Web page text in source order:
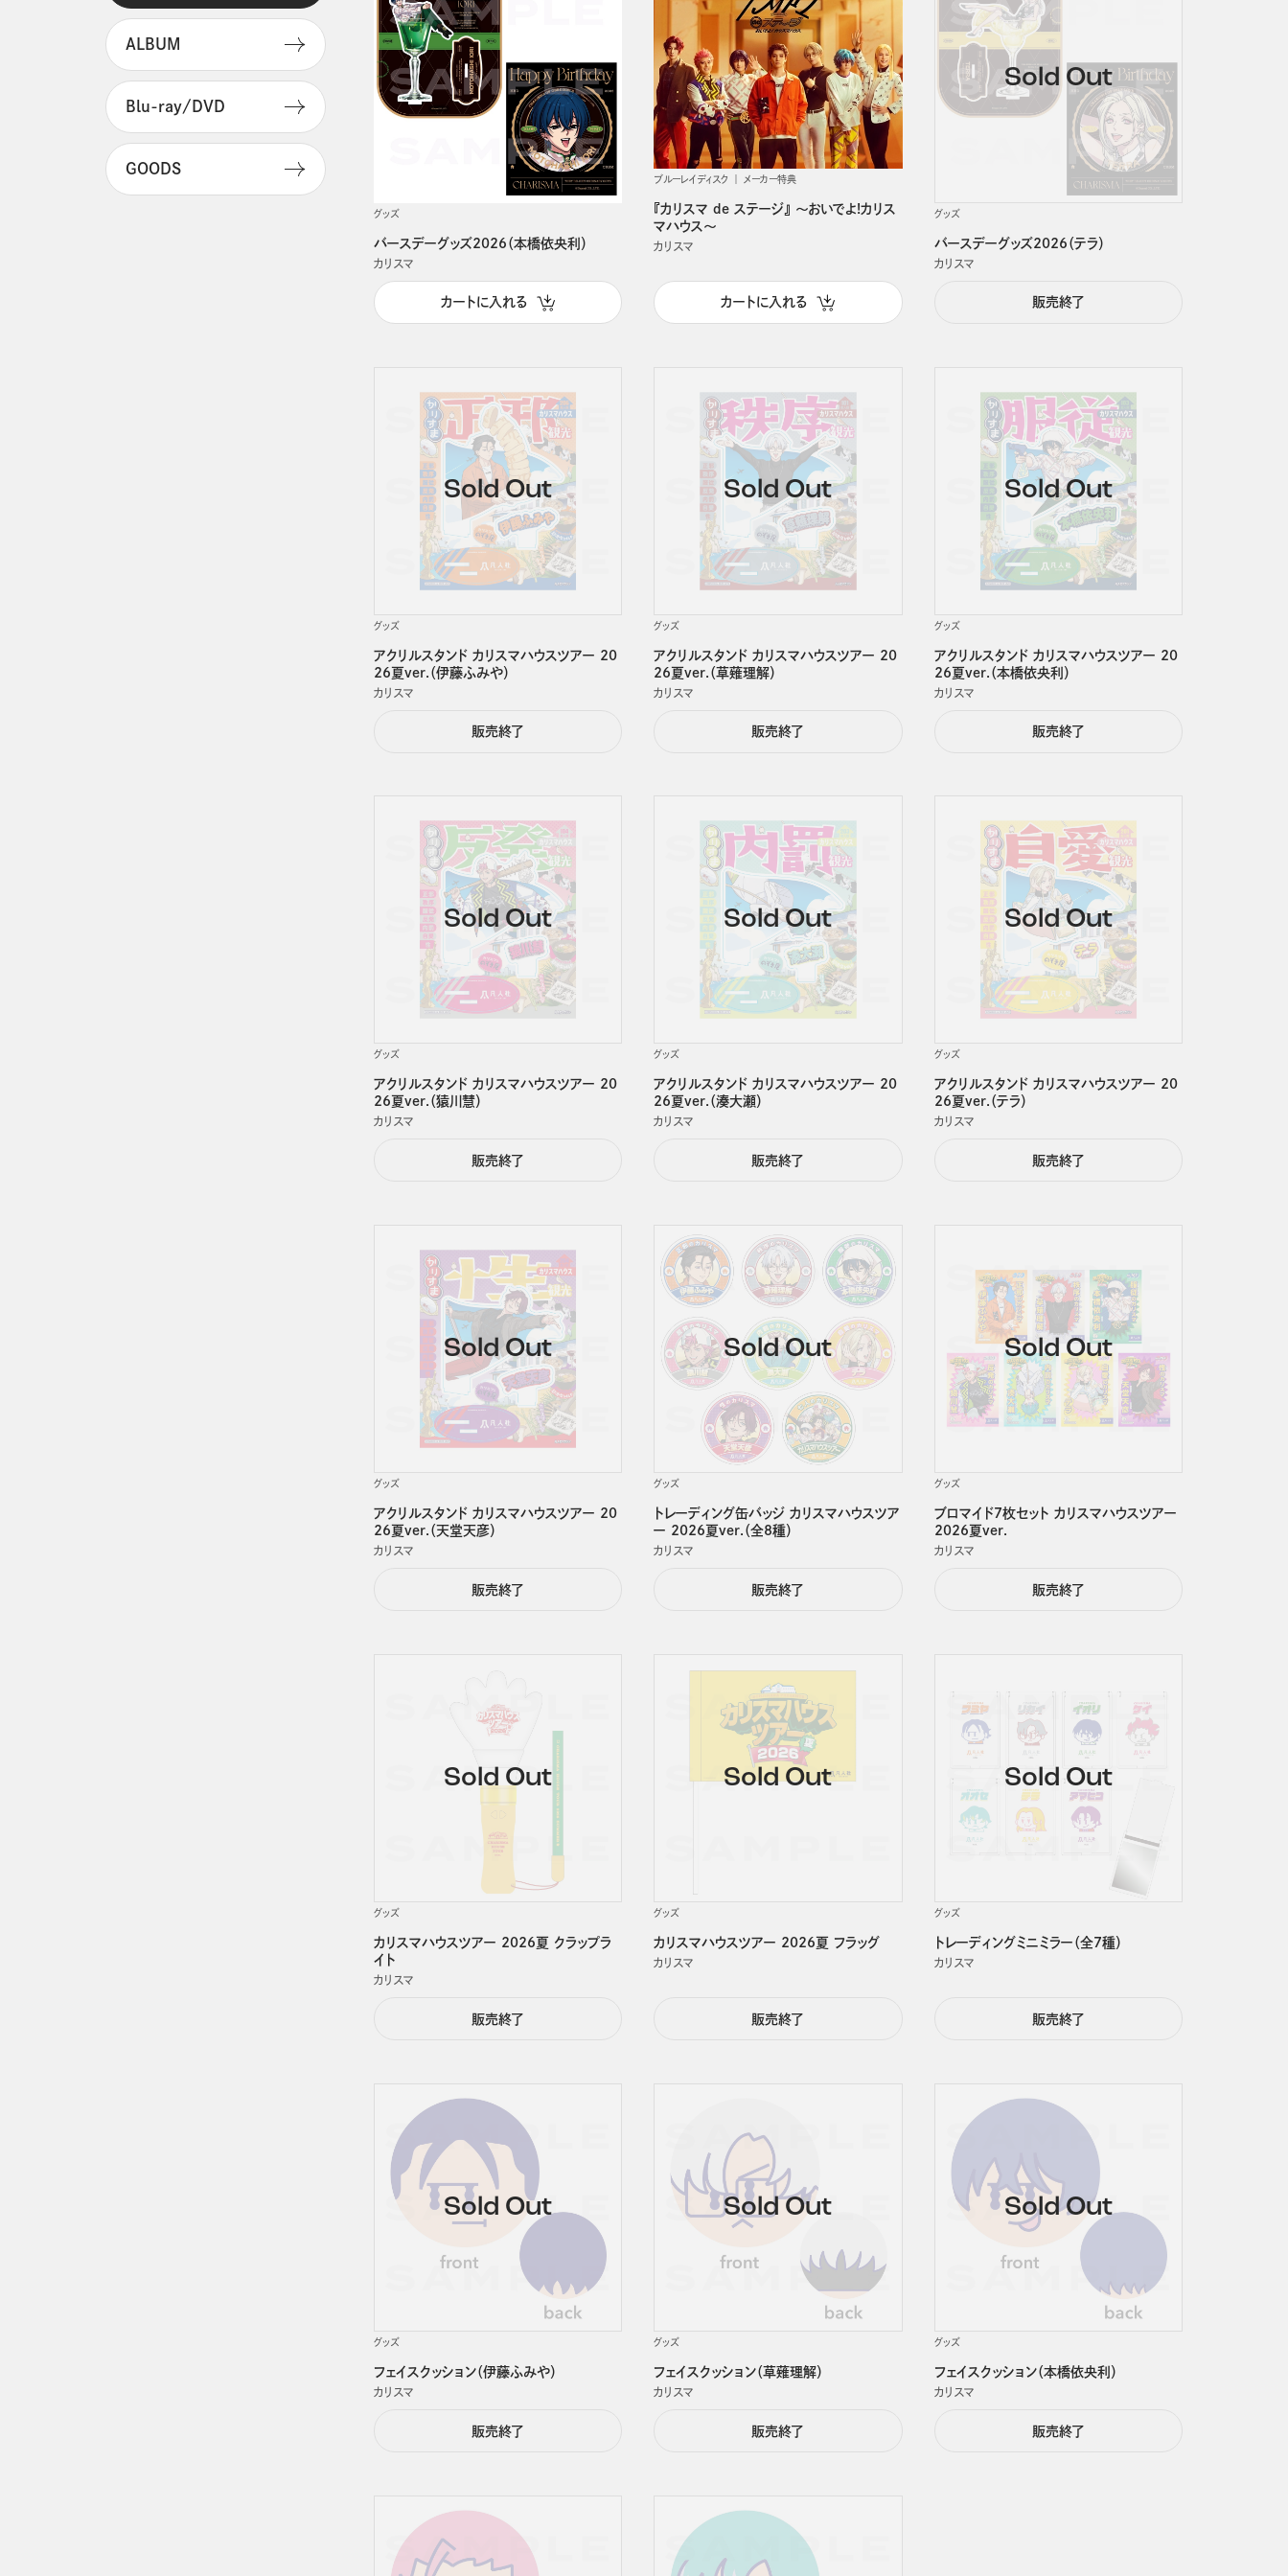
ALBUM
Blu-ray/DVD
GOODS
グッズ
バースデーグッズ2026（本橋依央利）
カリスマ
カートに入れる
ブルーレイディスク メーカー特典
『カリスマ de ステージ』 ～おいでよ!カリス
マハウス～
カリスマ
カートに入れる
グッズ
バースデーグッズ2026（テラ）
カリスマ
販売終了
グッズ
アクリルスタンド カリスマハウスツアー 20
26夏ver.（伊藤ふみや）
カリスマ
販売終了
グッズ
アクリルスタンド カリスマハウスツアー 20
26夏ver.（草薙理解）
カリスマ
販売終了
グッズ
アクリルスタンド カリスマハウスツアー 20
26夏ver.（本橋依央利）
カリスマ
販売終了
グッズ
アクリルスタンド カリスマハウスツアー 20
26夏ver.（猿川慧）
カリスマ
販売終了
グッズ
アクリルスタンド カリスマハウスツアー 20
26夏ver.（湊大瀬）
カリスマ
販売終了
グッズ
アクリルスタンド カリスマハウスツアー 20
26夏ver.（テラ）
カリスマ
販売終了
グッズ
アクリルスタンド カリスマハウスツアー 20
26夏ver.（天堂天彦）
カリスマ
販売終了
グッズ
トレーディング缶バッジ カリスマハウスツア
ー 2026夏ver.（全8種）
カリスマ
販売終了
グッズ
ブロマイド7枚セット カリスマハウスツアー
2026夏ver.
カリスマ
販売終了
グッズ
カリスマハウスツアー 2026夏 クラップラ
イト
カリスマ
販売終了
グッズ
カリスマハウスツアー 2026夏 フラッグ
カリスマ
販売終了
グッズ
トレーディングミニミラー（全7種）
カリスマ
販売終了
グッズ
フェイスクッション（伊藤ふみや）
カリスマ
販売終了
グッズ
フェイスクッション（草薙理解）
カリスマ
販売終了
グッズ
フェイスクッション（本橋依央利）
カリスマ
販売終了